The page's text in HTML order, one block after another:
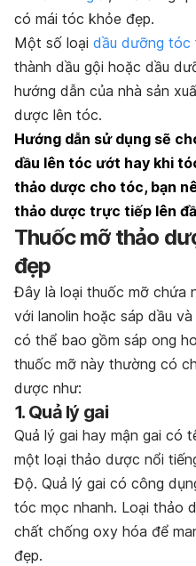
có mái tóc khỏe đẹp.
Một số loại dầu dưỡng tóc
thành dầu gội hoặc dầu
hướng dẫn của nhà sản
dược lên tóc.
Hướng dẫn sử dụng sẽ
dầu lên tóc ướt hay khi
thảo dược cho tóc, bạn
thảo dược trực tiếp lên
Thuốc mỡ thảo
đẹp
Đây là loại thuốc mỡ chứa
với lanolin hoặc sáp dầu
có thể bao gồm sáp ong
thuốc mỡ này thường có
dược như:
1. Quả lý gai
Quả lý gai hay mận gai có
một loại thảo dược nổi
Độ. Quả lý gai có công
tóc mọc nhanh. Loại thảo
chất chống oxy hóa để
đẹp.